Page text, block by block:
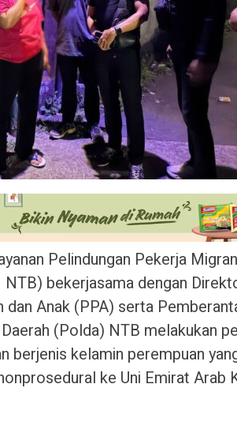
Pelindungan Pekerja
bekerjasama dengan
dan Anak (PPA) serta
(Polda) NTB melakukan
berjenis kelamin perempuan
ke Uni Emirat Arab